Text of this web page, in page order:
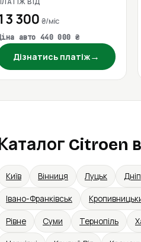
300 ₴/міс
авто 440 000 ₴
Дізнатись платіж→
Citroen
Київ Вінниця Луцьк
Івано-Франківськ
Рівне Суми Тернопіль